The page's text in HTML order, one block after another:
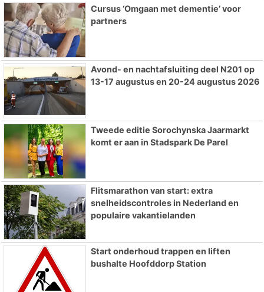
Cursus ‘Omgaan met dementie’ voor
partners
Avond- en nachtafsluiting deel N201 op
13-17 augustus en 20-24 augustus 2026
Tweede editie Sorochynska Jaarmarkt
komt er aan in Stadspark De Parel
Flitsmarathon van start: extra
snelheidscontroles in Nederland en
populaire vakantielanden
Start onderhoud trappen en liften
bushalte Hoofddorp Station